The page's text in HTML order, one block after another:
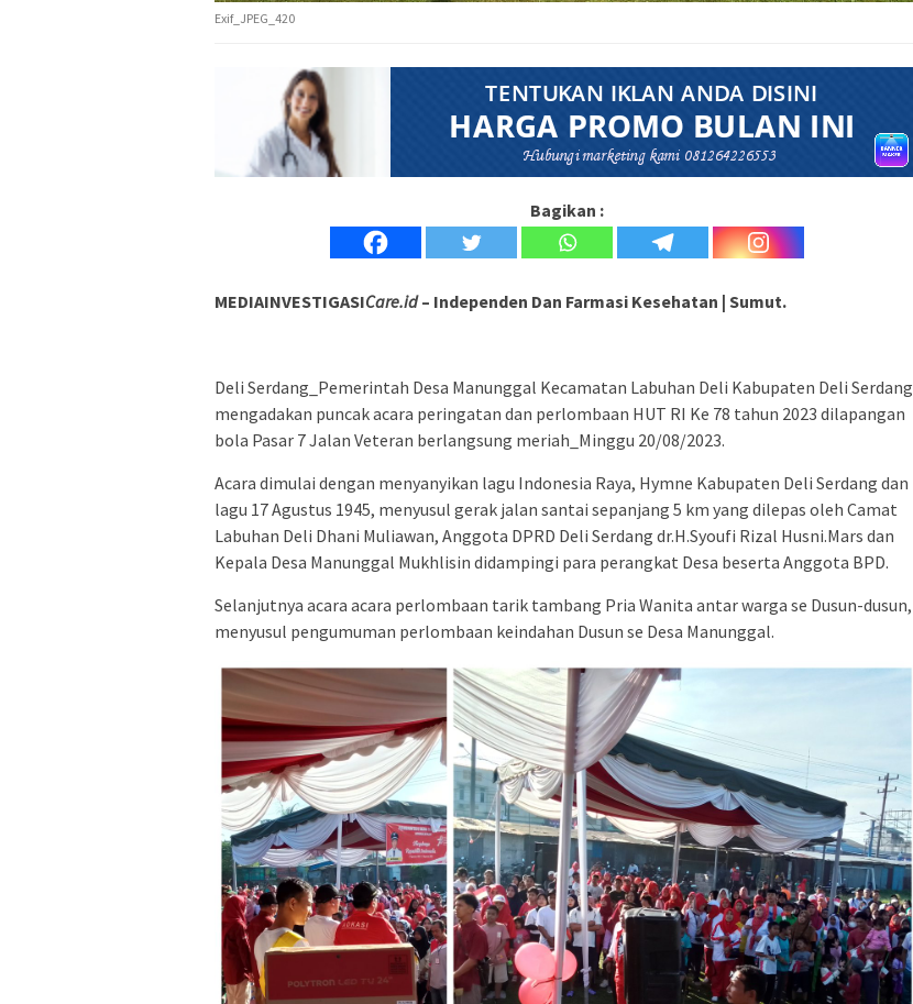
Exif_JPEG_420
Bagikan :
MEDIAINVESTIGASICare.id– Independen Dan Farmasi Kesehatan | Sumut.
Deli Serdang_Pemerintah Desa Manunggal Kecamatan Labuhan Deli Kabupaten Deli Serdang
mengadakan puncak acara peringatan dan perlombaan HUT RI Ke 78 tahun 2023 dilapangan
bola Pasar 7 Jalan Veteran berlangsung meriah_Minggu 20/08/2023.
Acara dimulai dengan menyanyikan lagu Indonesia Raya, Hymne Kabupaten Deli Serdang dan
lagu 17 Agustus 1945, menyusul gerak jalan santai sepanjang 5 km yang dilepas oleh Camat
Labuhan Deli Dhani Muliawan, Anggota DPRD Deli Serdang dr.H.Syoufi Rizal Husni.Mars dan
Kepala Desa Manunggal Mukhlisin didampingi para perangkat Desa beserta Anggota BPD.
Selanjutnya acara acara perlombaan tarik tambang Pria Wanita antar warga se Dusun-dusun,
menyusul pengumuman perlombaan keindahan Dusun se Desa Manunggal.